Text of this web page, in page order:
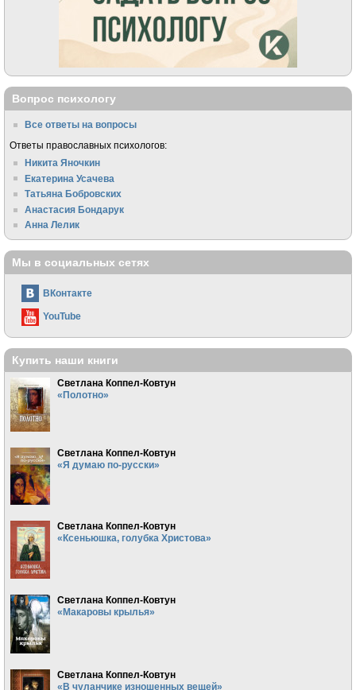
Вопрос психологу
Все ответы на вопросы
Ответы православных психологов:
Никита Яночкин
Екатерина Усачева
Татьяна Бобровских
Анастасия Бондарук
Анна Лелик
Мы в социальных сетях
ВКонтакте
YouTube
Купить наши книги
Светлана Коппел-Ковтун
«Полотно»
Светлана Коппел-Ковтун
«Я думаю по-русски»
Светлана Коппел-Ковтун
«Ксеньюшка, голубка Христова»
Светлана Коппел-Ковтун
«Макаровы крылья»
Светлана Коппел-Ковтун
«В чуланчике изношенных вещей»